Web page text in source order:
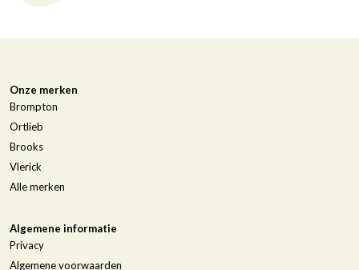
Onze merken
Brompton
Ortlieb
Brooks
Vlerick
Alle merken
Algemene informatie
Privacy
Algemene voorwaarden